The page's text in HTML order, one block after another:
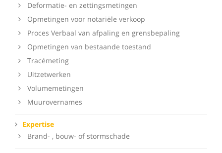
Deformatie- en zettingsmetingen
Opmetingen voor notariële verkoop
Proces Verbaal van afpaling en grensbepaling
Opmetingen van bestaande toestand
Tracémeting
Uitzetwerken
Volumemetingen
Muurovernames
Expertise
Brand- , bouw- of stormschade